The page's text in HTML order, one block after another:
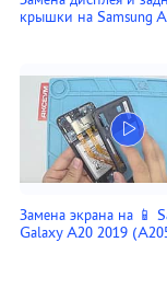
крышки на Samsung
Замена экрана на 📱
Galaxy A20 2019